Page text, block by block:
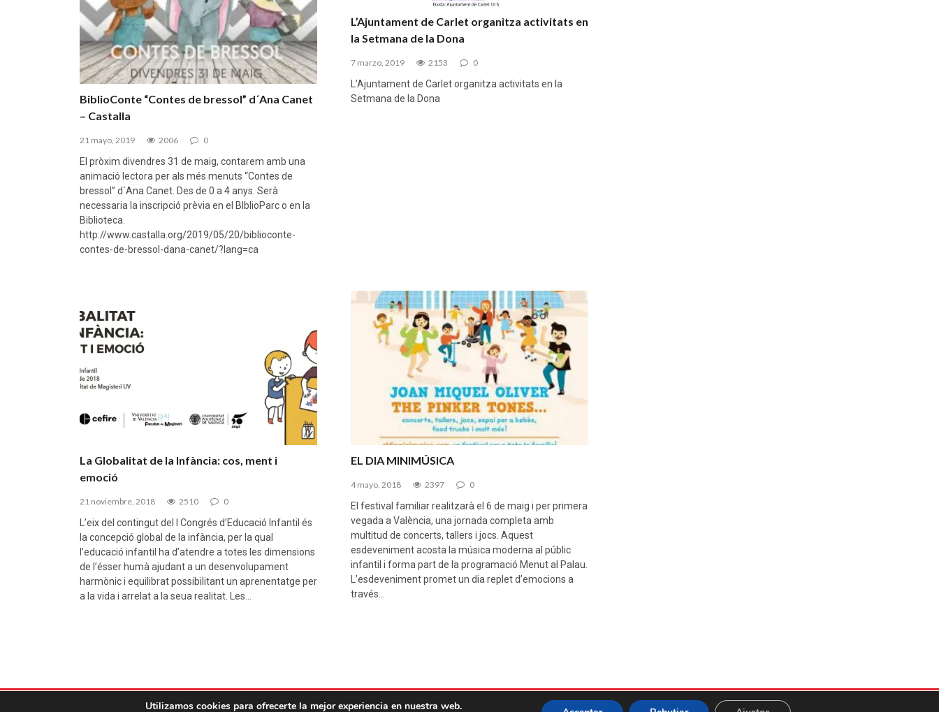
BiblioConte “Contes de bressol” d´Ana Canet
– Castalla
21 mayo, 2019 2006 0
El pròxim divendres 31 de maig, contarem amb una
animació lectora per als més menuts “Contes de
bressol” d´Ana Canet. Des de 0 a 4 anys. Serà
necessaria la inscripció prèvia en el BIblioParc o en la
Biblioteca.
http://www.castalla.org/2019/05/20/biblioconte-
contes-de-bressol-dana-canet/?lang=ca
L’Ajuntament de Carlet organitza activitats en
la Setmana de la Dona
7 marzo, 2019 2153 0
L’Ajuntament de Carlet organitza activitats en la
Setmana de la Dona
La Globalitat de la Infància: cos, ment i
emoció
21 noviembre, 2018 2510 0
L’eix del contingut del I Congrés d’Educació Infantil és
la concepció global de la infància, per la qual
l’educació infantil ha d’atendre a totes les dimensions
de l’ésser humà ajudant a un desenvolupament
harmònic i equilibrat possibilitant un aprenentatge per
a la vida i arrelat a la seua realitat. Les…
EL DIA MINIMÚSICA
4 mayo, 2018 2397 0
El festival familiar realitzarà el 6 de maig i per primera
vegada a València, una jornada completa amb
multitud de concerts, tallers i jocs. Aquest
esdeveniment acosta la música moderna al públic
infantil i forma part de la programació Menut al Palau.
L’esdeveniment promet un dia replet d’emocions a
través…
Utilizamos cookies para ofrecerte la mejor experiencia en nuestra web.